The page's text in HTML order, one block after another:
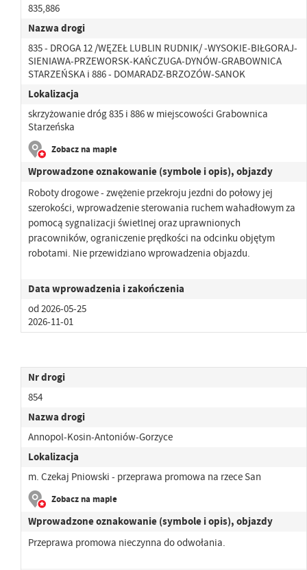
835,886
Nazwa drogi
835 - DROGA 12 /WĘZEŁ LUBLIN RUDNIK/ -WYSOKIE-BIŁGORAJ-
SIENIAWA-PRZEWORSK-KAŃCZUGA-DYNÓW-GRABOWNICA
STARZEŃSKA i 886 - DOMARADZ-BRZOZÓW-SANOK
Lokalizacja
skrzyżowanie dróg 835 i 886 w miejscowości Grabownica
Starzeńska
Zobacz na mapie
Wprowadzone oznakowanie (symbole i opis), objazdy
Roboty drogowe - zwężenie przekroju jezdni do połowy jej
szerokości, wprowadzenie sterowania ruchem wahadłowym za
pomocą sygnalizacji świetlnej oraz uprawnionych
pracowników, ograniczenie prędkości na odcinku objętym
robotami. Nie przewidziano wprowadzenia objazdu.
Data wprowadzenia i zakończenia
od 2026-05-25
2026-11-01
Nr drogi
854
Nazwa drogi
Annopol-Kosin-Antoniów-Gorzyce
Lokalizacja
m. Czekaj Pniowski - przeprawa promowa na rzece San
Zobacz na mapie
Wprowadzone oznakowanie (symbole i opis), objazdy
Przeprawa promowa nieczynna do odwołania.